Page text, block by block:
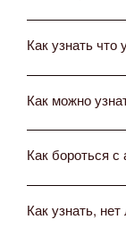
Как узнать что
Как можно
Как бороться с
Как узнать,